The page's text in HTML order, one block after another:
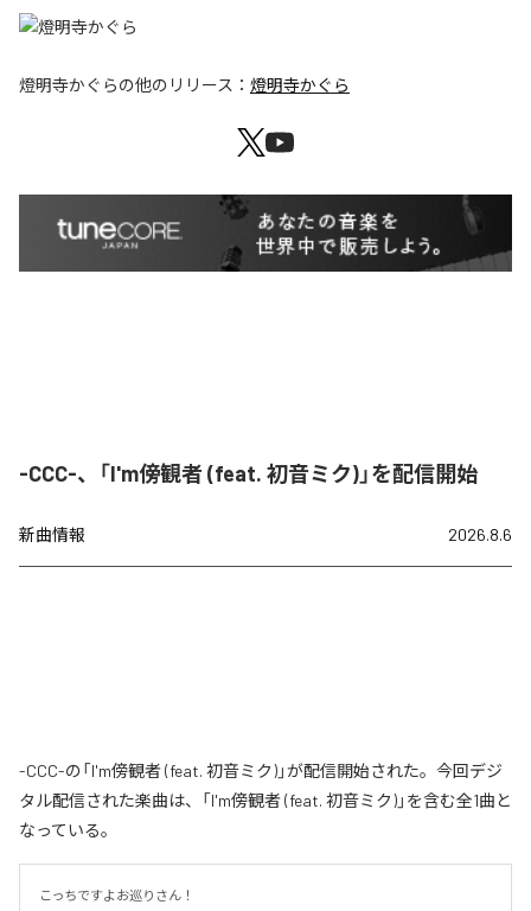
燈明寺かぐらの他のリリース： 燈明寺かぐら
-CCC-、「I'm傍観者 (feat. 初音ミク)」を配信開始
新曲情報 2026.8.6
-CCC-の「I'm傍観者 (feat. 初音ミク)」が配信開始された。今回デジ
タル配信された楽曲は、「I'm傍観者 (feat. 初音ミク)」を含む全1曲と
なっている。
こっちですよお巡りさん！